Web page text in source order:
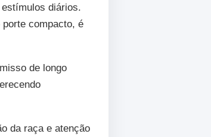
diários.
compacto, é
de longo
da raça e atenção